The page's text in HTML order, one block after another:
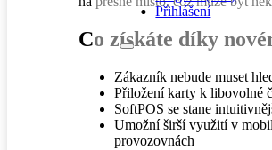
Přihlášení
Co získáte díky
Zákazník nebude muset
Přiložení karty k libovolné
SoftPOS se stane
Umožní širší využití v
provozovnách